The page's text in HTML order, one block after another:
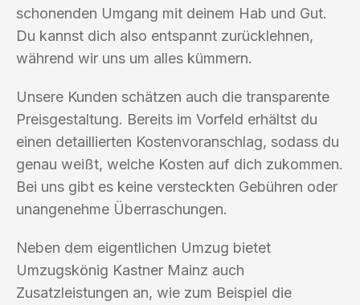
schonenden Umgang mit deinem Hab und Gut.
Du kannst dich also entspannt zurücklehnen,
während wir uns um alles kümmern.
Unsere Kunden schätzen auch die transparente
Preisgestaltung. Bereits im Vorfeld erhältst du
einen detaillierten Kostenvoranschlag, sodass du
genau weißt, welche Kosten auf dich zukommen.
Bei uns gibt es keine versteckten Gebühren oder
unangenehme Überraschungen.
Neben dem eigentlichen Umzug bietet
Umzugskönig Kastner Mainz auch
Zusatzleistungen an, wie zum Beispiel die